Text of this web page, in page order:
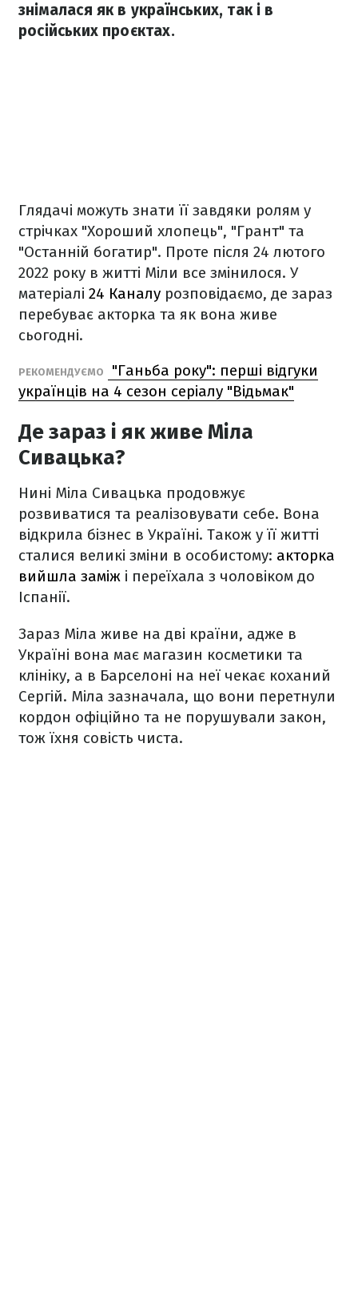
знімалася як в українських, так і в
російських проєктах.
Глядачі можуть знати її завдяки ролям у
стрічках "Хороший хлопець", "Грант" та
"Останній богатир". Проте після 24 лютого
2022 року в житті Міли все змінилося. У
матеріалі 24 Каналу розповідаємо, де зараз
перебуває акторка та як вона живе
сьогодні.
РЕКОМЕНДУЄМО
"Ганьба року": перші відгуки
українців на 4 сезон серіалу "Відьмак"
Де зараз і як живе Міла
Сивацька?
Нині Міла Сивацька продовжує
розвиватися та реалізовувати себе. Вона
відкрила бізнес в Україні. Також у її житті
сталися великі зміни в особистому: акторка
вийшла заміж і переїхала з чоловіком до
Іспанії.
Зараз Міла живе на дві країни, адже в
Україні вона має магазин косметики та
клініку, а в Барселоні на неї чекає коханий
Сергій. Міла зазначала, що вони перетнули
кордон офіційно та не порушували закон,
тож їхня совість чиста.